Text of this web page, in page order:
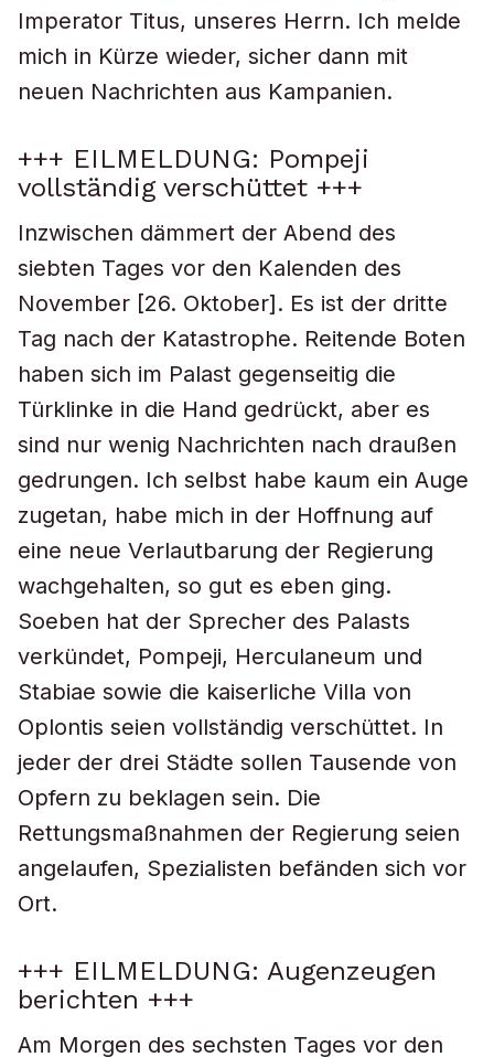
Imperator Titus, unseres Herrn. Ich melde
mich in Kürze wieder, sicher dann mit
neuen Nachrichten aus Kampanien.
+++ EILMELDUNG: Pompeji
vollständig verschüttet +++
Inzwischen dämmert der Abend des
siebten Tages vor den Kalenden des
November [26. Oktober]. Es ist der dritte
Tag nach der Katastrophe. Reitende Boten
haben sich im Palast gegenseitig die
Türklinke in die Hand gedrückt, aber es
sind nur wenig Nachrichten nach draußen
gedrungen. Ich selbst habe kaum ein Auge
zugetan, habe mich in der Hoffnung auf
eine neue Verlautbarung der Regierung
wachgehalten, so gut es eben ging.
Soeben hat der Sprecher des Palasts
verkündet, Pompeji, Herculaneum und
Stabiae sowie die kaiserliche Villa von
Oplontis seien vollständig verschüttet. In
jeder der drei Städte sollen Tausende von
Opfern zu beklagen sein. Die
Rettungsmaßnahmen der Regierung seien
angelaufen, Spezialisten befänden sich vor
Ort.
+++ EILMELDUNG: Augenzeugen
berichten +++
Am Morgen des sechsten Tages vor den